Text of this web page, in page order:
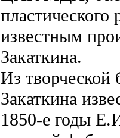
известным
Закаткина.
Из творческой
Закаткина
1850-е годы